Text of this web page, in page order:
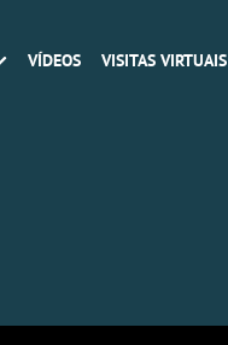
VÍDEOS VISITAS VIRTUAIS